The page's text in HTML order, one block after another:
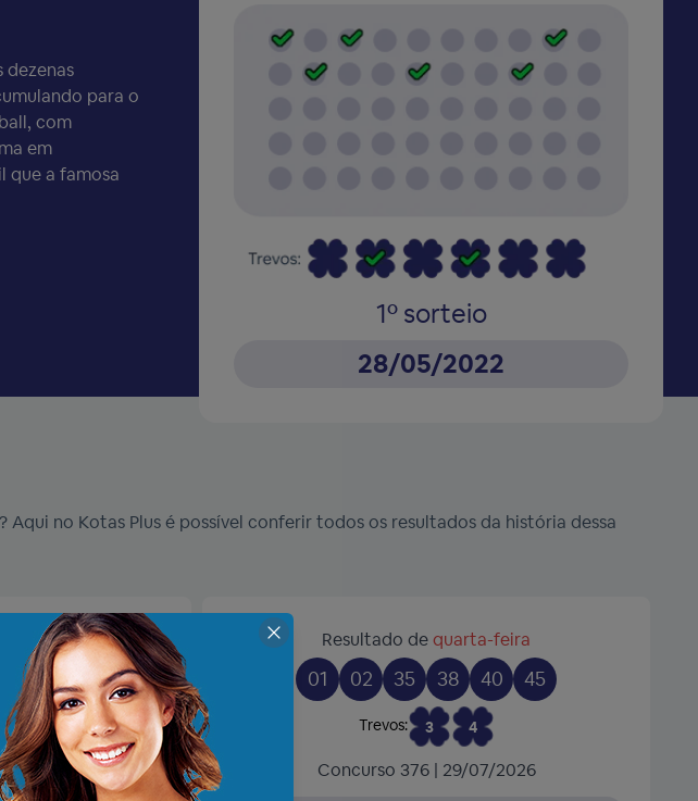
dezenas
para o
com
em
que a famosa
1º sorteio
28/05/2022
no Kotas Plus é possível conferir todos os resultados da história dessa
30 47
6
08/2026
Resultado dequarta-feira
01 02 35 38 40 45
Trevos: 3 4
Concurso 376 | 29/07/2026